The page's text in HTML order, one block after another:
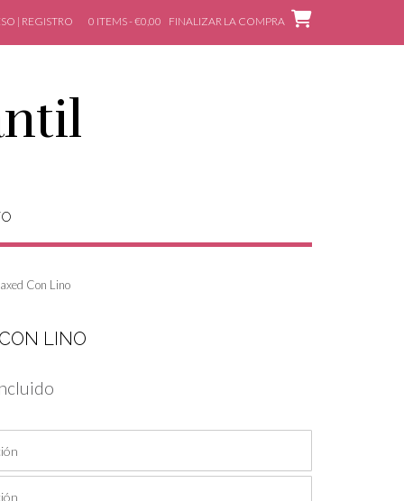
| REGISTRO 0 ITEMS - €0,00 FINALIZAR LA COMPRA
Con Lino
LINO